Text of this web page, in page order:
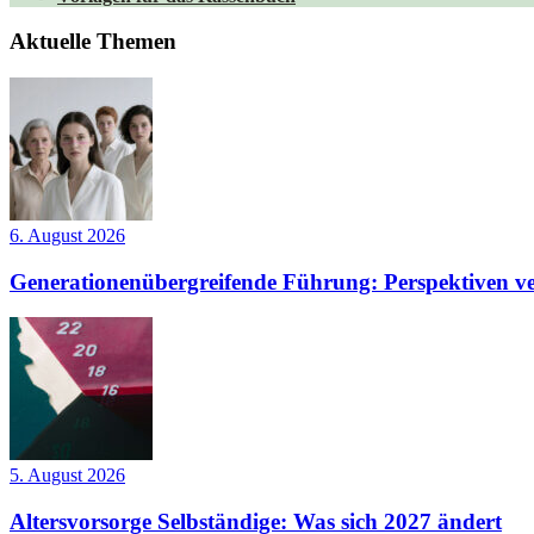
Aktuelle Themen
6. August 2026
Generationenübergreifende Führung: Perspektiven
5. August 2026
Altersvorsorge Selbständige: Was sich 2027 ändert